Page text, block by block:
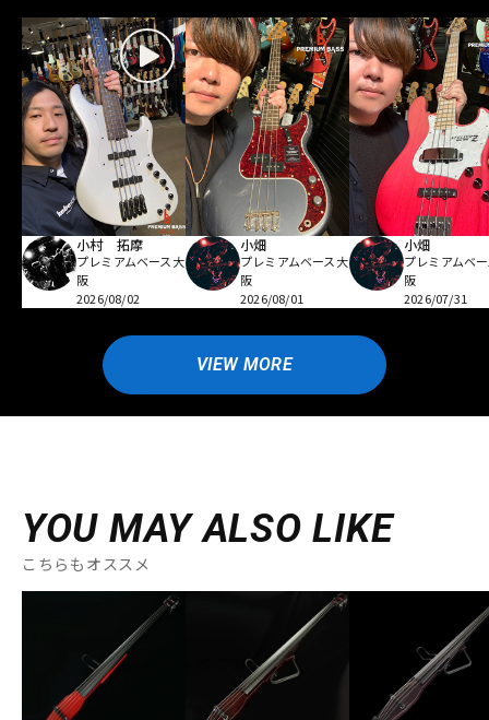
小村 拓摩
プレミアムベース大
阪
2026/08/02
小畑
プレミアムベース大
阪
2026/08/01
小畑
プレミアムベ
阪
2026/07/31
VIEW MORE
YOU MAY ALSO LIKE
こちらもオススメ